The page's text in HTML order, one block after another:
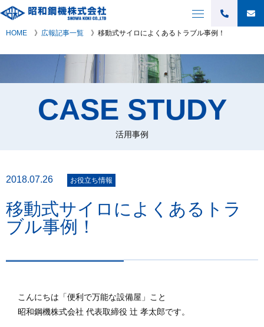
HOME 》 広報記事一覧 》 移動式サイロによくあるトラブル事例！
CASE STUDY
活用事例
2018.07.26 お役立ち情報
移動式サイロによくあるトラ
ブル事例！
こんにちは「便利で万能な設備屋」こと
昭和鋼機株式会社 代表取締役 辻 孝太郎です。